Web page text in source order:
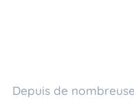
Depuis de